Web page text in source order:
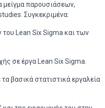
μείγμα παρουσιάσεων,
Συγκεκριμένα:
Lean Six Sigma και των
σε έργα Lean Six Sigma.
βασικά στατιστικά εργαλεία